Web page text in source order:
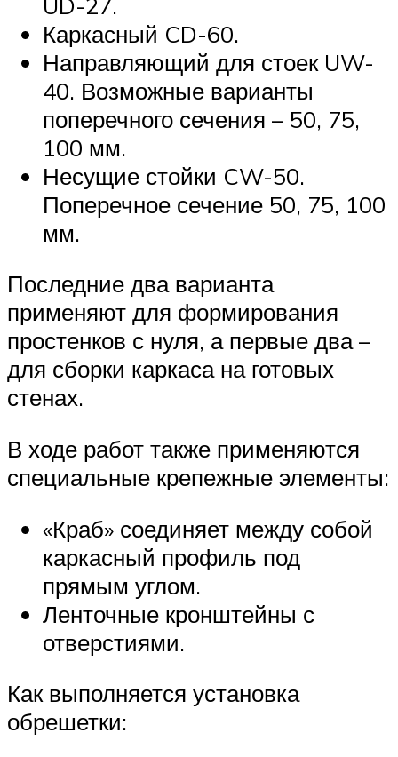
Каркасный CD-60.
Направляющий для стоек UW-
40. Возможные варианты
поперечного сечения – 50, 75,
100 мм.
Несущие стойки CW-50.
Поперечное сечение 50, 75, 100
мм.
Последние два варианта
применяют для формирования
простенков с нуля, а первые два –
для сборки каркаса на готовых
стенах.
В ходе работ также применяются
специальные крепежные элементы:
«Краб» соединяет между собой
каркасный профиль под
прямым углом.
Ленточные кронштейны с
отверстиями.
Как выполняется установка
обрешетки: